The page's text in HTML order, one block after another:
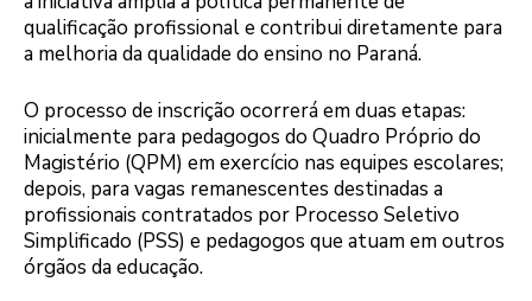
qualificação profissional e contribui diretamente para
a melhoria da qualidade do ensino no Paraná.
O processo de inscrição ocorrerá em duas etapas:
inicialmente para pedagogos do Quadro Próprio do
Magistério (QPM) em exercício nas equipes escolares;
depois, para vagas remanescentes destinadas a
profissionais contratados por Processo Seletivo
Simplificado (PSS) e pedagogos que atuam em outros
órgãos da educação.